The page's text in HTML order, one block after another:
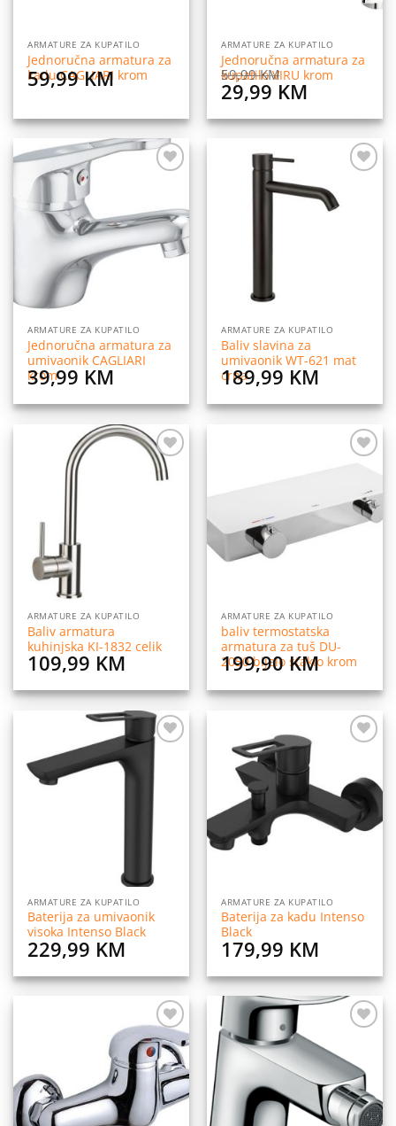
ARMATURE ZA KUPATILO
Jednoručna armatura za
kadu CAGLIARI krom
59,99KM
ARMATURE ZA KUPATILO
Jednoručna armatura za
kupatilo VIRU krom
59,99KM
Original
price
was:
59,99 KM.
29,99 KM
is:
29,99
listu
želja
ARMATURE ZA KUPATILO
Jednoručna armatura za
umivaonik CAGLIARI
krom
39,99 KM
ARMATURE ZA KUPATILO
Baliv slavina za
umivaonik WT-621 mat
crna
189,99 KM
Dodaj
na
ARMATURE ZA KUPATILO
Baliv armatura
kuhinjska KI-1832 celik
109,99 KM
listu
želja
ARMATURE ZA KUPATILO
baliv termostatska
armatura za tuš DU-
2050 bijelo staklo krom
199,90KM
ARMATURE ZA KUPATILO
Baterija za umivaonik
visoka Intenso Black
229,99 KM
listu
ARMATURE ZA KUPATILO
Baterija za kadu Intenso
Black
179,99 KM
Dodaj
na
listu
želja
listu
želja